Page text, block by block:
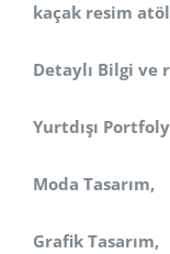
kaçak resim
Detaylı Bilgi ve
Yurtdışı
Moda Tasarım,
Grafik Tasarım,